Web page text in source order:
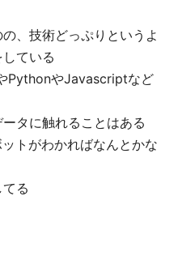
、技術どっぷりというよ
ている
PythonやJavascriptなど
タに触れることはある
トがわかればなんとかな
る